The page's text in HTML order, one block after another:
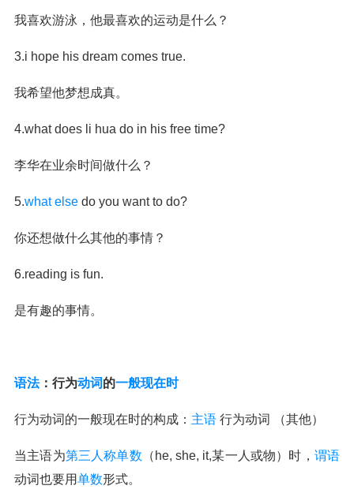
我喜欢游泳，他最喜欢的运动是什么？
3.i hope his dream comes true.
我希望他梦想成真。
4.what does li hua do in his free time?
李华在业余时间做什么？
5.what else do you want to do?
你还想做什么其他的事情？
6.reading is fun.
是有趣的事情。
语法：行为动词的一般现在时
行为动词的一般现在时的构成： 主语 行为动词 （其他）
当主语为第三人称单数 （he, she, it,某一人或物）时， 谓语
动词也要用单数形式。